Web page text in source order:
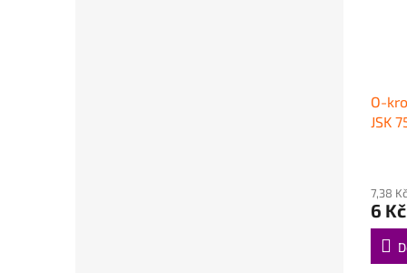
O-
JSK
7,38
6 Kč